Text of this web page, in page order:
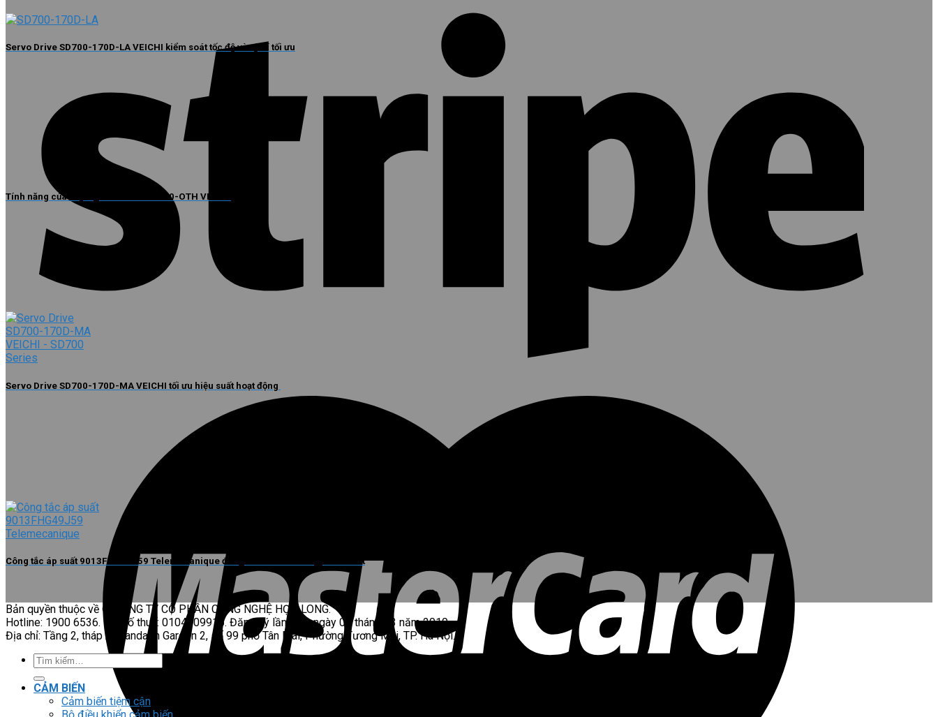
Servo Drive SD700-170D-LA VEICHI kiểm soát tốc độ và vị trí tối ưu
Tính năng của cáp nguồn VM050-L120-OTH VEICHI
Servo Drive SD700-170D-MA VEICHI tối ưu hiệu suất hoạt động
Công tắc áp suất 9013FHG49J59 Telemecanique đóng cắt nhanh chóng, dứt khoát
Bản quyền thuộc về © CÔNG TY CỔ PHẦN CÔNG NGHỆ HỢP LONG.
Hotline: 1900 6536. Mã số thuế: 0104509916. Đăng ký lần đầu: ngày 05 tháng 03 năm 2010.
Địa chỉ: Tầng 2, tháp A Mandarin Garden 2, số 99 phố Tân Mai, Phường Tương Mai, TP. Hà Nội.
Tìm
CẢM BIẾN
Cảm biến tiệm cận